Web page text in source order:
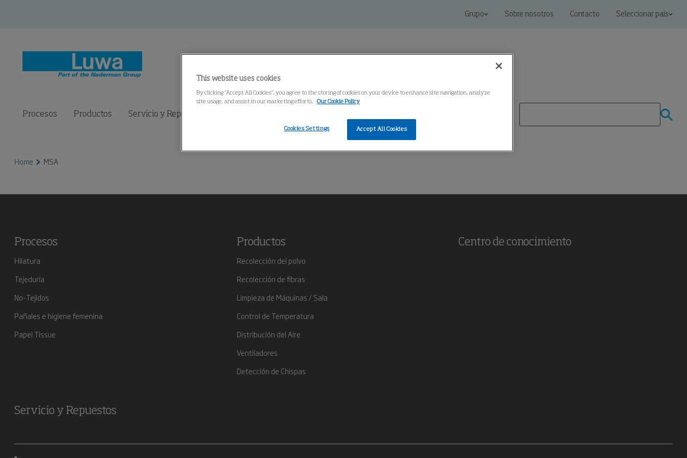
Grupo Sobre nosotros Contacto Seleccionar país
Procesos Productos Servicio y Repuestos
Home MSA
Procesos
Hilatura
Tejeduría
No-Tejidos
Pañales e higiene femenina
Papel Tissue
Productos
Recolección del polvo
Recolección de fibras
Limpieza de Máquinas / Sala
Control de Temperatura
Distribución del Aire
Ventiladores
Detección de Chispas
Centro de conocimiento
Servicio y Repuestos
This website uses cookies
By clicking “Accept All Cookies”, you agree to the storing of cookies on your device to enhance site navigation, analyze
site usage, and assist in our marketing efforts.
Our Cookie Policy
Accept All Cookies
Cookies Settings